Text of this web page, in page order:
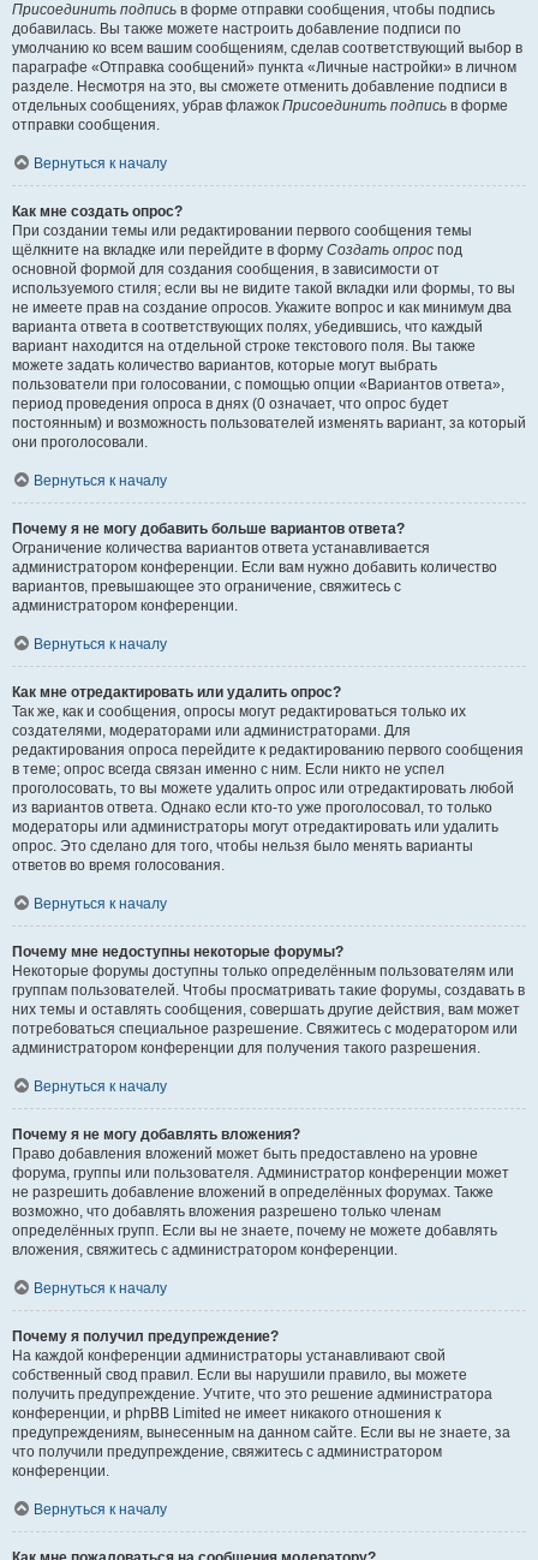
Присоединить подпись в форме отправки сообщения, чтобы подпись
добавилась. Вы также можете настроить добавление подписи по
умолчанию ко всем вашим сообщениям, сделав соответствующий выбор в
параграфе «Отправка сообщений» пункта «Личные настройки» в личном
разделе. Несмотря на это, вы сможете отменить добавление подписи в
отдельных сообщениях, убрав флажок Присоединить подпись в форме
отправки сообщения.
Вернуться к началу
Как мне создать опрос?
При создании темы или редактировании первого сообщения темы
щёлкните на вкладке или перейдите в форму Создать опрос под
основной формой для создания сообщения, в зависимости от
используемого стиля; если вы не видите такой вкладки или формы, то вы
не имеете прав на создание опросов. Укажите вопрос и как минимум два
варианта ответа в соответствующих полях, убедившись, что каждый
вариант находится на отдельной строке текстового поля. Вы также
можете задать количество вариантов, которые могут выбрать
пользователи при голосовании, с помощью опции «Вариантов ответа»,
период проведения опроса в днях (0 означает, что опрос будет
постоянным) и возможность пользователей изменять вариант, за который
они проголосовали.
Вернуться к началу
Почему я не могу добавить больше вариантов ответа?
Ограничение количества вариантов ответа устанавливается
администратором конференции. Если вам нужно добавить количество
вариантов, превышающее это ограничение, свяжитесь с
администратором конференции.
Вернуться к началу
Как мне отредактировать или удалить опрос?
Так же, как и сообщения, опросы могут редактироваться только их
создателями, модераторами или администраторами. Для
редактирования опроса перейдите к редактированию первого сообщения
в теме; опрос всегда связан именно с ним. Если никто не успел
проголосовать, то вы можете удалить опрос или отредактировать любой
из вариантов ответа. Однако если кто-то уже проголосовал, то только
модераторы или администраторы могут отредактировать или удалить
опрос. Это сделано для того, чтобы нельзя было менять варианты
ответов во время голосования.
Вернуться к началу
Почему мне недоступны некоторые форумы?
Некоторые форумы доступны только определённым пользователям или
группам пользователей. Чтобы просматривать такие форумы, создавать в
них темы и оставлять сообщения, совершать другие действия, вам может
потребоваться специальное разрешение. Свяжитесь с модератором или
администратором конференции для получения такого разрешения.
Вернуться к началу
Почему я не могу добавлять вложения?
Право добавления вложений может быть предоставлено на уровне
форума, группы или пользователя. Администратор конференции может
не разрешить добавление вложений в определённых форумах. Также
возможно, что добавлять вложения разрешено только членам
определённых групп. Если вы не знаете, почему не можете добавлять
вложения, свяжитесь с администратором конференции.
Вернуться к началу
Почему я получил предупреждение?
На каждой конференции администраторы устанавливают свой
собственный свод правил. Если вы нарушили правило, вы можете
получить предупреждение. Учтите, что это решение администратора
конференции, и phpBB Limited не имеет никакого отношения к
предупреждениям, вынесенным на данном сайте. Если вы не знаете, за
что получили предупреждение, свяжитесь с администратором
конференции.
Вернуться к началу